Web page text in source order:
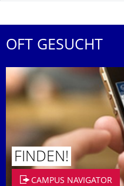
OFT GESUCHT
FINDEN!
CAMPUS NAVIGATOR